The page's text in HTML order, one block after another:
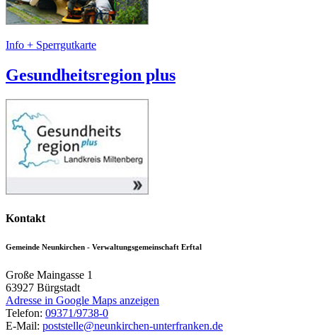
Info + Sperrgutkarte
Gesundheitsregion plus
Kontakt
Gemeinde Neunkirchen - Verwaltungsgemeinschaft Erftal
Große Maingasse 1
63927 Bürgstadt
Adresse in Google Maps anzeigen
Telefon: 09371/9738-0
E-Mail: poststelle@neunkirchen-unterfranken.de